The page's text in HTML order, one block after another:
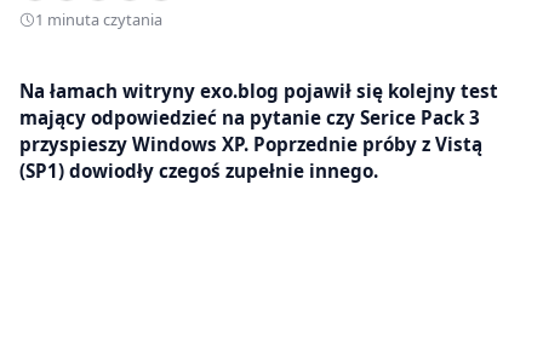
1 minuta czytania
Na łamach witryny exo.blog pojawił się kolejny test
mający odpowiedzieć na pytanie czy Serice Pack 3
przyspieszy Windows XP. Poprzednie próby z Vistą
(SP1) dowiodły czegoś zupełnie innego.